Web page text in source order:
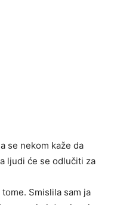
se nekom kaže da
ljudi će se odlučiti za
Smislila sam ja